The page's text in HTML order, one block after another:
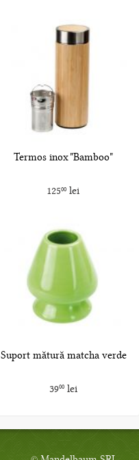
Termos inox "Bamboo"
12500 lei
Suport mătură matcha verde
3900lei